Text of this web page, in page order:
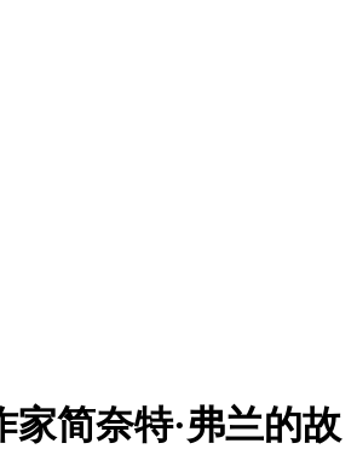
家简奈特·弗兰的故